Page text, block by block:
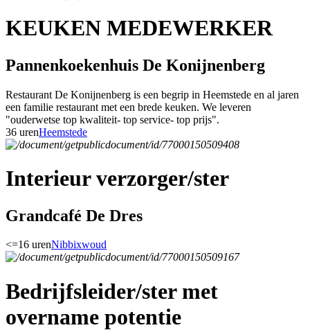
KEUKEN MEDEWERKER
Pannenkoekenhuis De Konijnenberg
Restaurant De Konijnenberg is een begrip in Heemstede en al jaren
een familie restaurant met een brede keuken. We leveren
"ouderwetse top kwaliteit- top service- top prijs".
36 urenHeemstede
Interieur verzorger/ster
Grandcafé De Dres
<=16 urenNibbixwoud
Bedrijfsleider/ster met
overname potentie